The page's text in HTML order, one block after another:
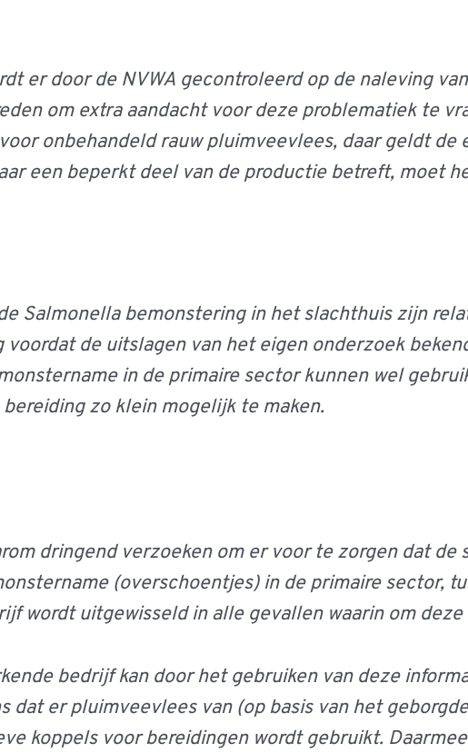
er door de NVWA gecontroleerd op de naleving
om extra aandacht voor deze problematiek te
onbehandeld rauw pluimveevlees, daar geldt de
een beperkt deel van de productie betreft, moet
Salmonella bemonstering in het slachthuis zijn
voordat de uitslagen van het eigen onderzoek
in de primaire sector kunnen wel
zo klein mogelijk te maken.
dringend verzoeken om er voor te zorgen dat
(overschoentjes) in de primaire sector,
wordt uitgewisseld in alle gevallen waarin om
bedrijf kan door het gebruiken van deze
dat er pluimveevlees van (op basis van het
koppels voor bereidingen wordt gebruikt.